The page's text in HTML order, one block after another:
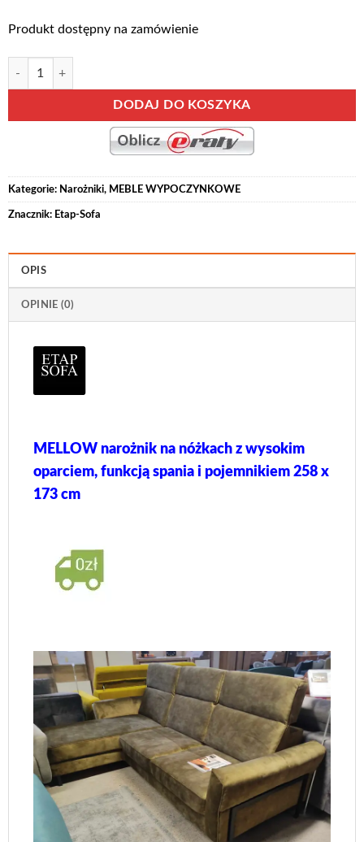
Produkt dostępny na zamówienie
ilość MELLOW narożnik na nóżkach z wysokim oparciem, funkcją
DODAJ DO KOSZYKA
Alternative:
Kategorie: Narożniki, MEBLE WYPOCZYNKOWE
Znacznik: Etap-Sofa
OPIS
OPINIE (0)
MELLOW narożnik na nóżkach z wysokim
oparciem, funkcją spania i pojemnikiem 258 x
173 cm